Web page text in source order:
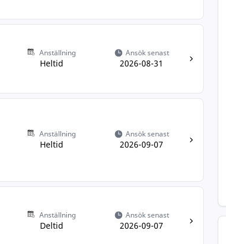
Anställning
Heltid
Ansök senast
2026-08-31
Anställning
Heltid
Ansök senast
2026-09-07
Anställning
Deltid
Ansök senast
2026-09-07